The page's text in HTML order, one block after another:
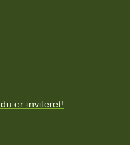
er inviteret!